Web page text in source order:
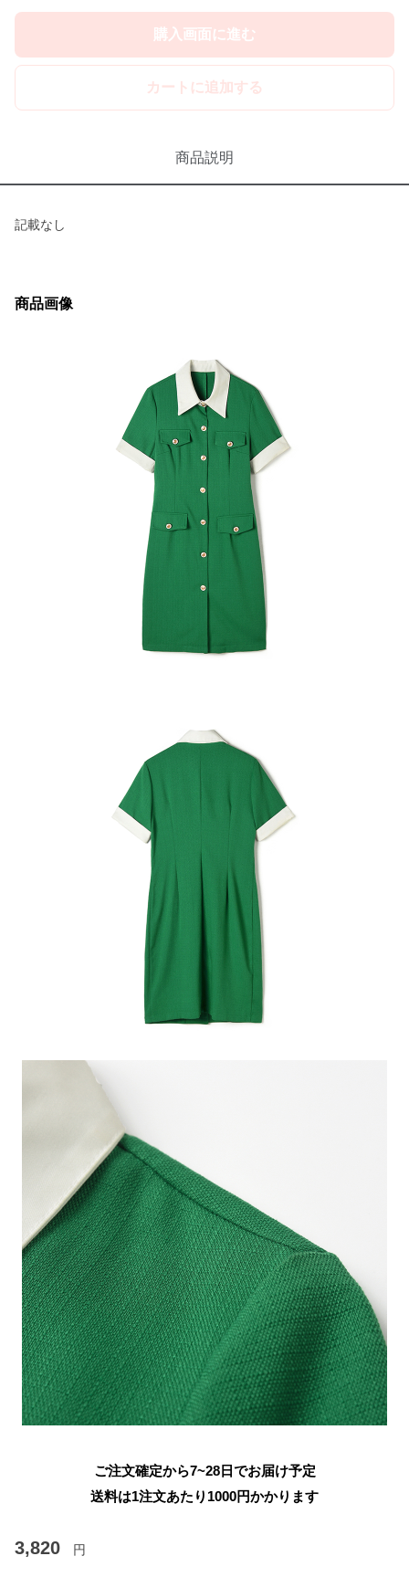
購入画面に進む
カートに追加する
商品説明
記載なし
商品画像
ご注文確定から7~28日でお届け予定
送料は1注文あたり 1000円かかります
3,820 円